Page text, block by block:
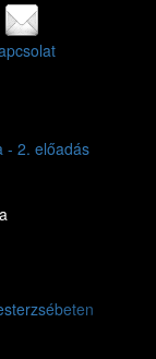
- 2. előadás2026.
Next